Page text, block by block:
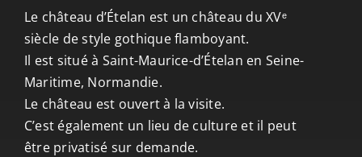
Le château d’Ételan est un château du XVᵉ
siècle de style gothique flamboyant.
Il est situé à Saint-Maurice-d’Ételan en Seine-
Maritime, Normandie.
Le château est ouvert à la visite.
C’est également un lieu de culture et il peut
être privatisé sur demande.